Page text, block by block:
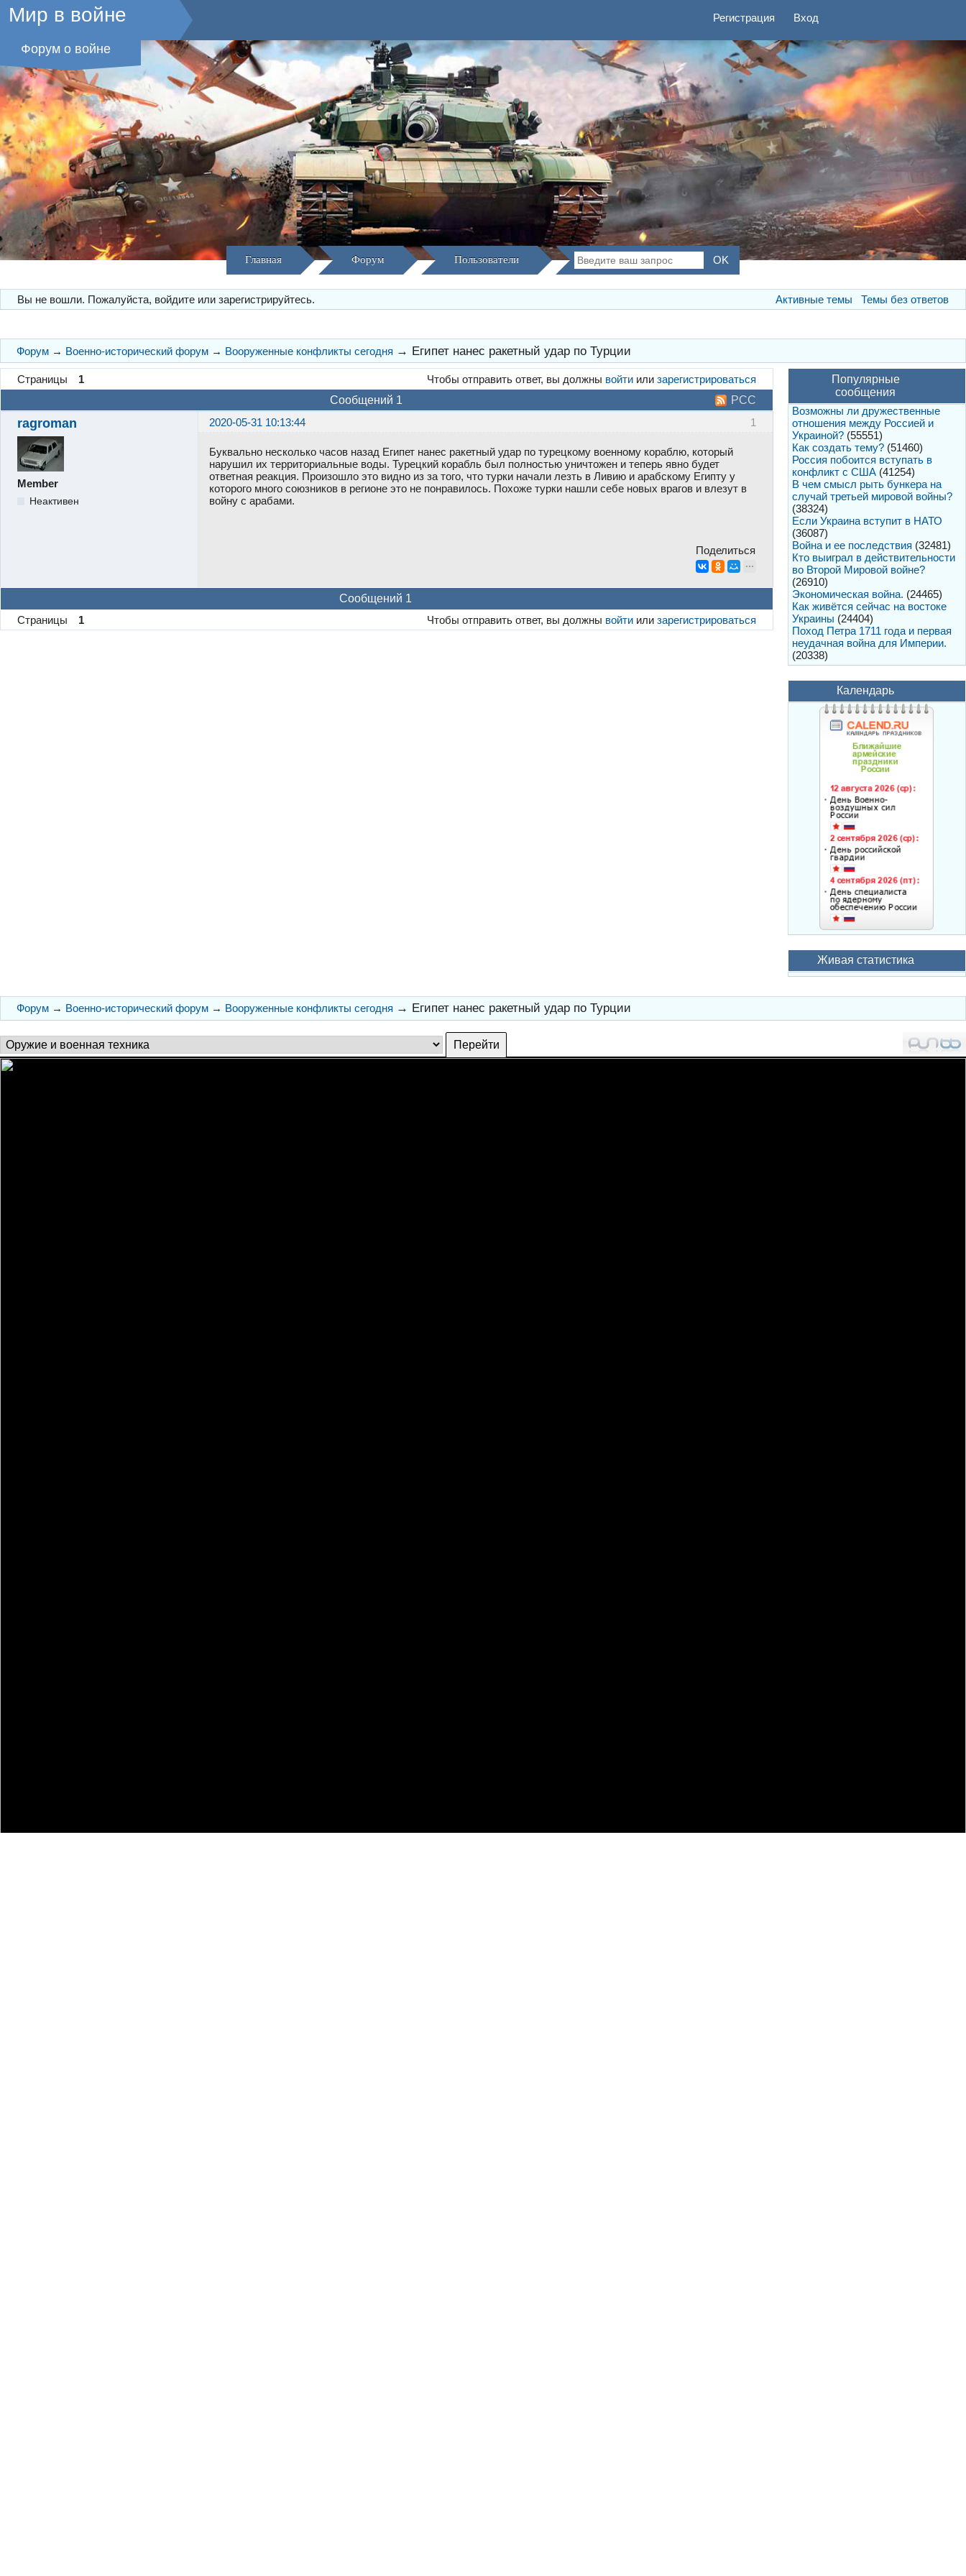
Мир в войне
Форум о войне
Регистрация Вход
Главная Форум Пользователи
Вы не вошли. Пожалуйста, войдите или зарегистрируйтесь. Активные темы Темы без ответов
Форум → Военно-исторический форум → Вооруженные конфликты сегодня → Египет нанес ракетный удар по Турции
Страницы 1 Чтобы отправить ответ, вы должны войти илизарегистрироваться
РСС
Сообщений 1
1
ragroman 2020-05-31 10:13:44
Member
Неактивен
Буквально несколько часов назад Египет нанес ракетный удар по турецкому военному кораблю, который
нарушил их территориальные воды. Турецкий корабль был полностью уничтожен и теперь явно будет
ответная реакция. Произошло это видно из за того, что турки начали лезть в Ливию и арабскому Египту у
которого много союзников в регионе это не понравилось. Похоже турки нашли себе новых врагов и влезут в
войну с арабами.
Поделиться
Сообщений 1
Страницы
1 Чтобы отправить ответ, вы должны войти илизарегистрироваться
Популярные
сообщения
Возможны ли дружественные
отношения между Россией и
Украиной? (55551)
Как создать тему? (51460)
Россия побоится вступать в
конфликт с США (41254)
В чем смысл рыть бункера на
случай третьей мировой войны?
(38324)
Если Украина вступит в НАТО
(36087)
Война и ее последствия (32481)
Кто выиграл в действительности
во Второй Мировой войне?
(26910)
Экономическая война. (24465)
Как живётся сейчас на востоке
Украины (24404)
Поход Петра 1711 года и первая
неудачная война для Империи.
(20338)
Календарь
Живая статистика
Форум → Военно-исторический форум → Вооруженные конфликты сегодня → Египет нанес ракетный удар по Турции